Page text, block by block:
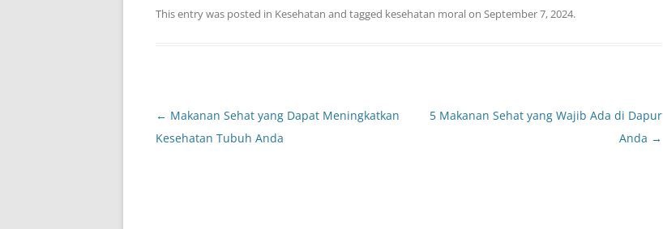
This entry was posted in Kesehatan and tagged kesehatan moralon September 7, 2024.
Post
navigation
← Makanan Sehat yang Dapat Meningkatkan
Kesehatan Tubuh Anda
5 Makanan Sehat yang Wajib Ada di Dapur
Anda →